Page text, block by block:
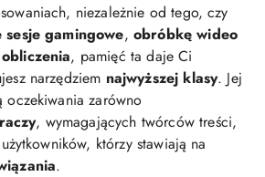
niezależnie od tego, czy
sesje gamingowe, obróbkę wideo
, pamięć ta daje Ci
narzędziem najwyższej klasy. Jej
oczekiwania zarówno
, wymagających twórców treści,
którzy stawiają na
.